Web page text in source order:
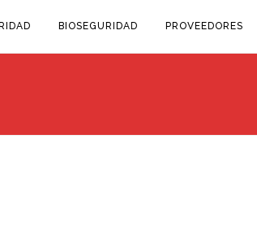
BIOSEGURIDAD PROVEEDORES